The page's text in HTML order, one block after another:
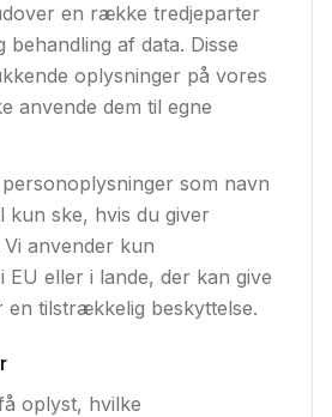
en række tredjeparter
behandling af data. Disse
oplysninger på vores
anvende dem til egne
som navn
kun ske, hvis du giver
anvender kun
EU eller i lande, der kan give
en tilstrækkelig beskyttelse.
oplyst, hvilke